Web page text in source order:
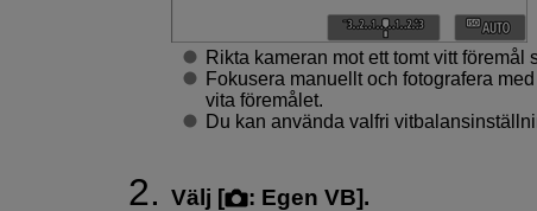
Rikta kameran mot ett tomt vitt föremål
Fokusera manuellt och fotografera
vita föremålet.
Du kan använda valfri
Välj [ : Egen VB].